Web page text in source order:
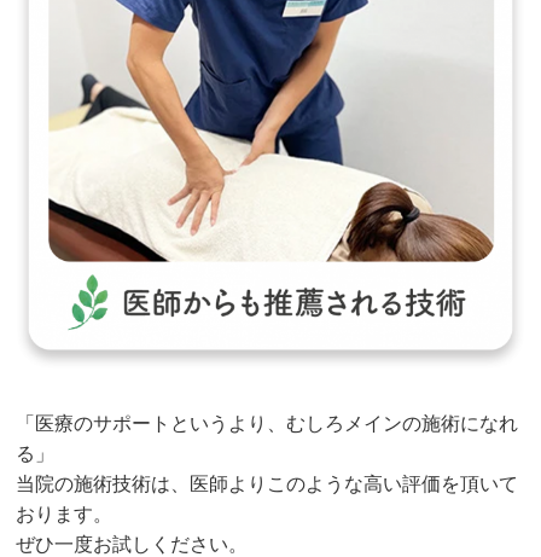
「医療のサポートというより、むしろメインの施術になれ
る」
当院の施術技術は、医師よりこのような高い評価を頂いて
おります。
ぜひ一度お試しください。